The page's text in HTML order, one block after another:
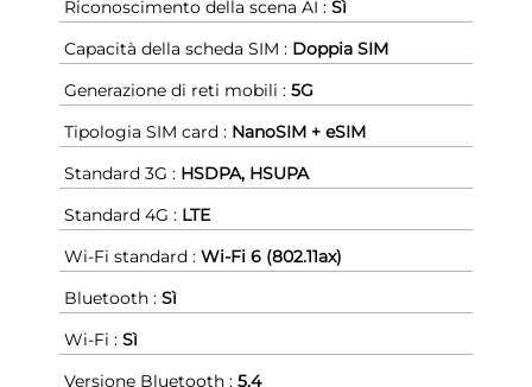
Riconoscimento della scena AI : Sì
Capacità della scheda SIM : Doppia SIM
Generazione di reti mobili : 5G
Tipologia SIM card : NanoSIM + eSIM
Standard 3G : HSDPA, HSUPA
Standard 4G : LTE
Wi-Fi standard : Wi-Fi 6 (802.11ax)
Bluetooth : Sì
Wi-Fi : Sì
Versione Bluetooth : 5.4